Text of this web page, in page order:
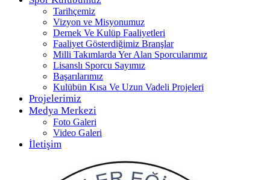
Tarihçemiz
Vizyon ve Misyonumuz
Dernek Ve Kulüp Faaliyetleri
Faaliyet Gösterdiğimiz Branşlar
Milli Takımlarda Yer Alan Sporcularımız
Lisanslı Sporcu Sayımız
Başarılarımız
Kulübün Kısa Ve Uzun Vadeli Projeleri
Projelerimiz
Medya Merkezi
Foto Galeri
Video Galeri
İletişim